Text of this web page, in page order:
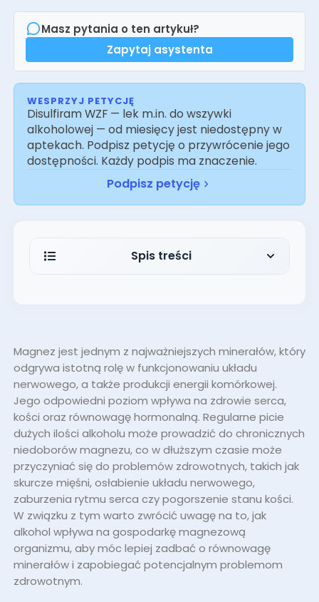
Masz pytania o ten artykuł?
Zapytaj asystenta
WESPRZYJ PETYCJĘ
Disulfiram WZF — lek m.in. do wszywki
alkoholowej — od miesięcy jest niedostępny w
aptekach. Podpisz petycję o przywrócenie jego
dostępności. Każdy podpis ma znaczenie.
Podpisz petycję
Spis treści
alkohol wypłukuje magnez?
Magnez po alkoholu – jak uzupełnić
niedobory
Potas a alkohol – jak alkohol wpływa
na jego poziom
Alkohol i magnez – jak dbać o
równowagę?
Najczęściej zadawane pytania – FAQ
Magnez jest jednym z najważniejszych minerałów, który
odgrywa istotną rolę w funkcjonowaniu układu
nerwowego, a także produkcji energii komórkowej.
Jego odpowiedni poziom wpływa na zdrowie serca,
kości oraz równowagę hormonalną. Regularne picie
dużych ilości alkoholu może prowadzić do chronicznych
niedoborów magnezu, co w dłuższym czasie może
przyczyniać się do problemów zdrowotnych, takich jak
skurcze mięśni, osłabienie układu nerwowego,
zaburzenia rytmu serca czy pogorszenie stanu kości.
W związku z tym warto zwrócić uwagę na to, jak
alkohol wpływa na gospodarkę magnezową
organizmu, aby móc lepiej zadbać o równowagę
minerałów i zapobiegać potencjalnym problemom
zdrowotnym.